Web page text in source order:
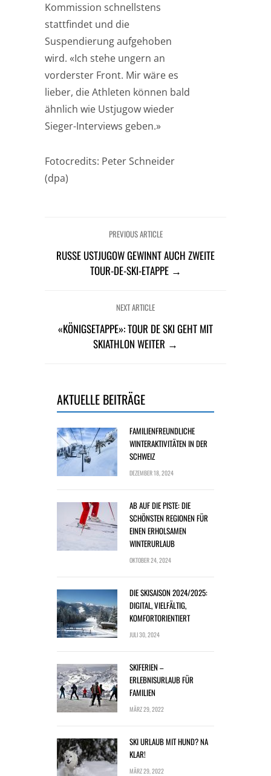
Kommission schnellstens
stattfindet und die
Suspendierung aufgehoben
wird. «Ich stehe ungern an
vorderster Front. Mir wäre es
lieber, die Athleten können bald
ähnlich wie Ustjugow wieder
Sieger-Interviews geben.»
Fotocredits: Peter Schneider
(dpa)
PREVIOUS ARTICLE
RUSSE USTJUGOW GEWINNT AUCH ZWEITE
TOUR-DE-SKI-ETAPPE →
NEXT ARTICLE
«KÖNIGSETAPPE»: TOUR DE SKI GEHT MIT
SKIATHLON WEITER →
AKTUELLE BEITRÄGE
FAMILIENFREUNDLICHE
WINTERAKTIVITÄTEN IN DER
SCHWEIZ
DEZEMBER 18, 2024
AB AUF DIE PISTE: DIE
SCHÖNSTEN REGIONEN FÜR
EINEN ERHOLSAMEN
WINTERURLAUB
OKTOBER 24, 2024
DIE SKISAISON 2024/2025:
DIGITAL, VIELFÄLTIG,
KOMFORTORIENTIERT
JULI 30, 2024
SKIFERIEN –
ERLEBNISURLAUB FÜR
FAMILIEN
MÄRZ 29, 2022
SKI URLAUB MIT HUND? NA
KLAR!
MÄRZ 29, 2022